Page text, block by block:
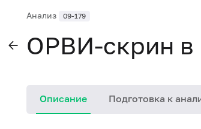
Анализ 09-179
ОРВИ-скрин в
Описание Подготовка к